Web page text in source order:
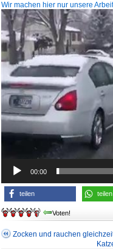
Wir machen hier nur unsere
Video-
Player
00:00
teilen teilen
Voten!
Zocken und rauchen